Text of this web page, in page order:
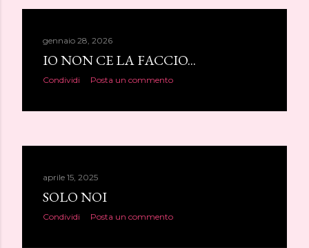
gennaio 28, 2026
IO NON CE LA FACCIO...
Condividi Posta un commento
aprile 15, 2025
SOLO NOI
Condividi Posta un commento